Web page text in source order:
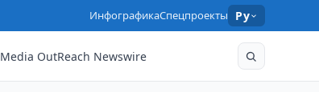
ИнфографикаСпецпроекты Ру
Media OutReach Newswire